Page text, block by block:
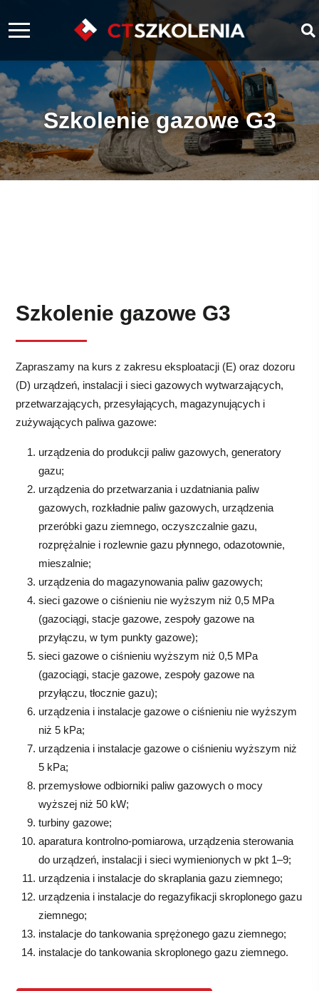
Szkolenie gazowe G3
Szkolenie gazowe G3
Zapraszamy na kurs z zakresu eksploatacji (E) oraz dozoru
(D) urządzeń, instalacji i sieci gazowych wytwarzających,
przetwarzających, przesyłających, magazynujących i
zużywających paliwa gazowe:
urządzenia do produkcji paliw gazowych, generatory
gazu;
urządzenia do przetwarzania i uzdatniania paliw
gazowych, rozkładnie paliw gazowych, urządzenia
przeróbki gazu ziemnego, oczyszczalnie gazu,
rozprężalnie i rozlewnie gazu płynnego, odazotownie,
mieszalnie;
urządzenia do magazynowania paliw gazowych;
sieci gazowe o ciśnieniu nie wyższym niż 0,5 MPa
(gazociągi, stacje gazowe, zespoły gazowe na
przyłączu, w tym punkty gazowe);
sieci gazowe o ciśnieniu wyższym niż 0,5 MPa
(gazociągi, stacje gazowe, zespoły gazowe na
przyłączu, tłocznie gazu);
urządzenia i instalacje gazowe o ciśnieniu nie wyższym
niż 5 kPa;
urządzenia i instalacje gazowe o ciśnieniu wyższym niż
5 kPa;
przemysłowe odbiorniki paliw gazowych o mocy
wyższej niż 50 kW;
turbiny gazowe;
aparatura kontrolno-pomiarowa, urządzenia sterowania
do urządzeń, instalacji i sieci wymienionych w pkt 1–9;
urządzenia i instalacje do skraplania gazu ziemnego;
urządzenia i instalacje do regazyfikacji skroplonego gazu
ziemnego;
instalacje do tankowania sprężonego gazu ziemnego;
instalacje do tankowania skroplonego gazu ziemnego.